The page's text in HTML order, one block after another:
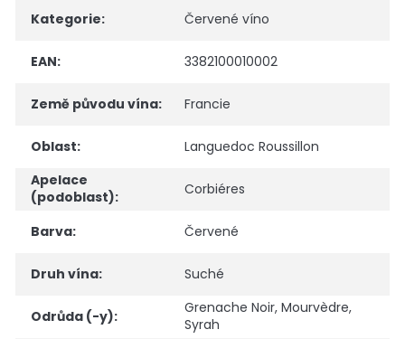
Kategorie: Červené víno
EAN: 3382100010002
Země původu vína: Francie
Oblast:
Languedoc Roussillon
Apelace
(podoblast): Corbiéres
Barva: Červené
Druh vína: Suché
Odrůda (-y): Grenache Noir, Mourvèdre,
Syrah